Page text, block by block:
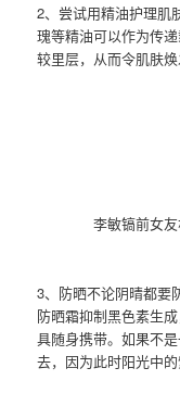
2、尝试用精油护理肌
瑰等精油可以作为传
较里层，从而令肌肤
李敏镐前女
3、防晒不论阴晴都要
防晒霜抑制黑色素生
具随身携带。如果不
去，因为此时阳光中